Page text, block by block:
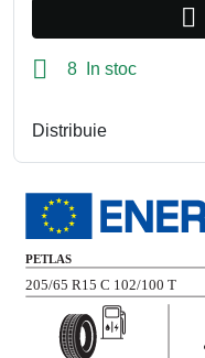

 8 In stoc
Distribuie